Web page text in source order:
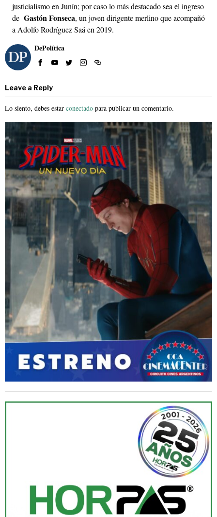
justicialismo en Junín; por caso lo más destacado sea el ingreso
de Gastón Fonseca, un joven dirigente merlino que acompañó
a Adolfo Rodríguez Saá en 2019.
DePolítica
Leave a Reply
Lo siento, debes estar conectado para publicar un comentario.